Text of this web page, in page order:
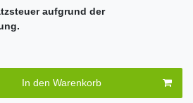
aufgrund der
In den Warenkorb